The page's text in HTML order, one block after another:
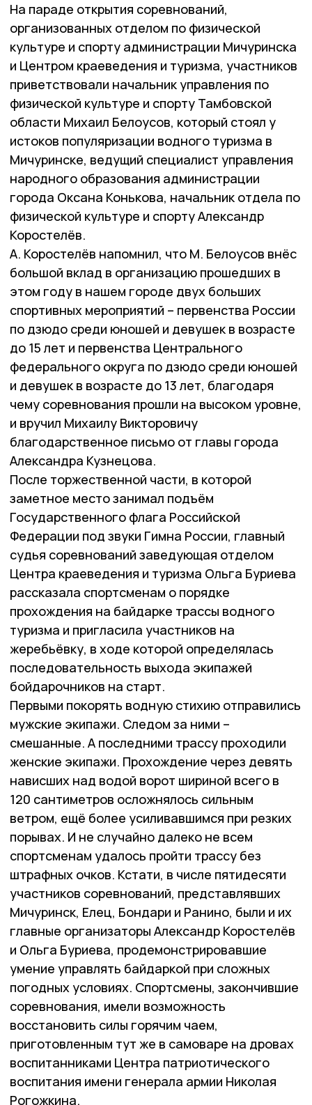
На параде открытия соревнований,
организованных отделом по физической
культуре и спорту администрации Мичуринска
и Центром краеведения и туризма, участников
приветствовали начальник управления по
физической культуре и спорту Тамбовской
области Михаил Белоусов, который стоял у
истоков популяризации водного туризма в
Мичуринске, ведущий специалист управления
народного образования администрации
города Оксана Конькова, начальник отдела по
физической культуре и спорту Александр
Коростелёв.
А. Коростелёв напомнил, что М. Белоусов внёс
большой вклад в организацию прошедших в
этом году в нашем городе двух больших
спортивных мероприятий – первенства России
по дзюдо среди юношей и девушек в возрасте
до 15 лет и первенства Центрального
федерального округа по дзюдо среди юношей
и девушек в возрасте до 13 лет, благодаря
чему соревнования прошли на высоком уровне,
и вручил Михаилу Викторовичу
благодарственное письмо от главы города
Александра Кузнецова.
После торжественной части, в которой
заметное место занимал подъём
Государственного флага Российской
Федерации под звуки Гимна России, главный
судья соревнований заведующая отделом
Центра краеведения и туризма Ольга Буриева
рассказала спортсменам о порядке
прохождения на байдарке трассы водного
туризма и пригласила участников на
жеребьёвку, в ходе которой определялась
последовательность выхода экипажей
бойдарочников на старт.
Первыми покорять водную стихию отправились
мужские экипажи. Следом за ними –
смешанные. А последними трассу проходили
женские экипажи. Прохождение через девять
нависших над водой ворот шириной всего в
120 сантиметров осложнялось сильным
ветром, ещё более усиливавшимся при резких
порывах. И не случайно далеко не всем
спортсменам удалось пройти трассу без
штрафных очков. Кстати, в числе пятидесяти
участников соревнований, представлявших
Мичуринск, Елец, Бондари и Ранино, были и их
главные организаторы Александр Коростелёв
и Ольга Буриева, продемонстрировавшие
умение управлять байдаркой при сложных
погодных условиях. Спортсмены, закончившие
соревнования, имели возможность
восстановить силы горячим чаем,
приготовленным тут же в самоваре на дровах
воспитанниками Центра патриотического
воспитания имени генерала армии Николая
Рогожкина.